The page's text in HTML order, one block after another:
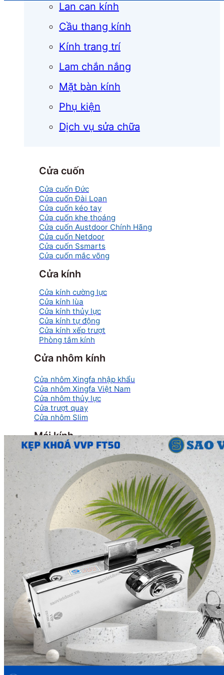
Lan can kính
Cầu thang kính
Kính trang trí
Lam chắn nắng
Mặt bàn kính
Phụ kiện
Dịch vụ sửa chữa
Cửa cuốn
Cửa cuốn Đức
Cửa cuốn Đài Loan
Cửa cuốn kéo tay
Cửa cuốn khe thoáng
Cửa cuốn Austdoor Chính Hãng
Cửa cuốn Netdoor
Cửa cuốn Ssmarts
Cửa cuốn mắc võng
Cửa kính
Cửa kính cường lực
Cửa kính lùa
Cửa kính thủy lực
Cửa kính tự động
Cửa kính xếp trượt
Phòng tắm kính
Cửa nhôm kính
Cửa nhôm Xingfa nhập khẩu
Cửa nhôm Xingfa Việt Nam
Cửa nhôm thủy lực
Cửa trượt quay
Cửa nhôm Slim
Mái kính
Mái kính nghệ thuật
Mái kính sân thượng
Mái kính tự động
Mái kính giếng trời
Vách kính
Vách kính cường lực
Vách kính mặt dựng
Vách kính nhà tắm
Vách kính Ốp bếp
Cầu thang kính
Cầu thang kính
Lan can kính
Dịch vụ
Sửa Cửa Cuốn
Sửa Cửa Kính
Sửa cửa nhôm kính
Báo Giá
Báo Giá Cửa Nhôm Xingfa mới nhất tại
Saovietdoor